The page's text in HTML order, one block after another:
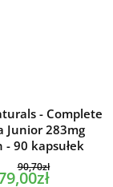
- Complete
Junior 283mg
- 90 kapsułek
90,70zł